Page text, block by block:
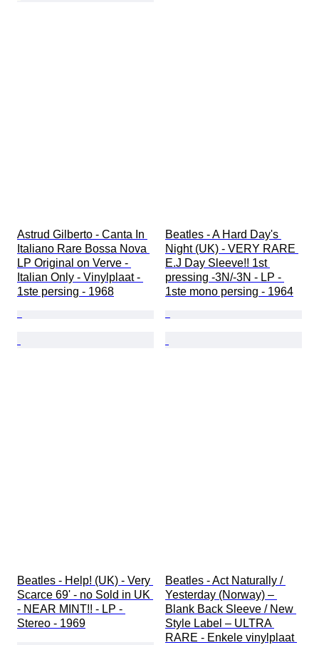
Astrud Gilberto - Canta In
Italiano Rare Bossa Nova
LP Original on Verve -
Italian Only - Vinylplaat -
1ste persing - 1968
Beatles - A Hard Day's
Night (UK) - VERY RARE
E.J Day Sleeve!! 1st
pressing -3N/-3N - LP -
1ste mono persing - 1964
Beatles - Help! (UK) - Very
Scarce 69' - no Sold in UK
- NEAR MINT!! - LP -
Stereo - 1969
Beatles - Act Naturally /
Yesterday (Norway) –
Blank Back Sleeve / New
Style Label – ULTRA
RARE - Enkele vinylplaat